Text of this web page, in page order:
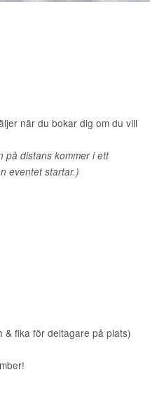
när du bokar dig om du vill
på distans kommer i ett
eventet startar.)
& fika för deltagare på plats)